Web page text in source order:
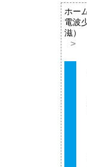
ホー
電波
滋）